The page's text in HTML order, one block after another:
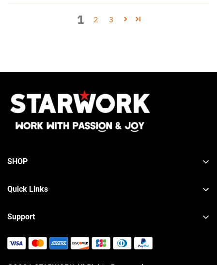
1 2 3
SHOP
Hand Tools
Quick Links
Contact STARWORK
Product Registration
Support
Lifetime Warranty
Shipping Policy